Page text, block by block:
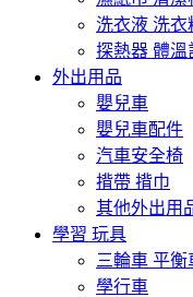
洗衣液 洗衣
探熱器 體溫
外出用品
嬰兒車
嬰兒車配件
汽車安全椅
揹帶 揹巾
其他外出用
學習 玩具
三輪車 平
學行車